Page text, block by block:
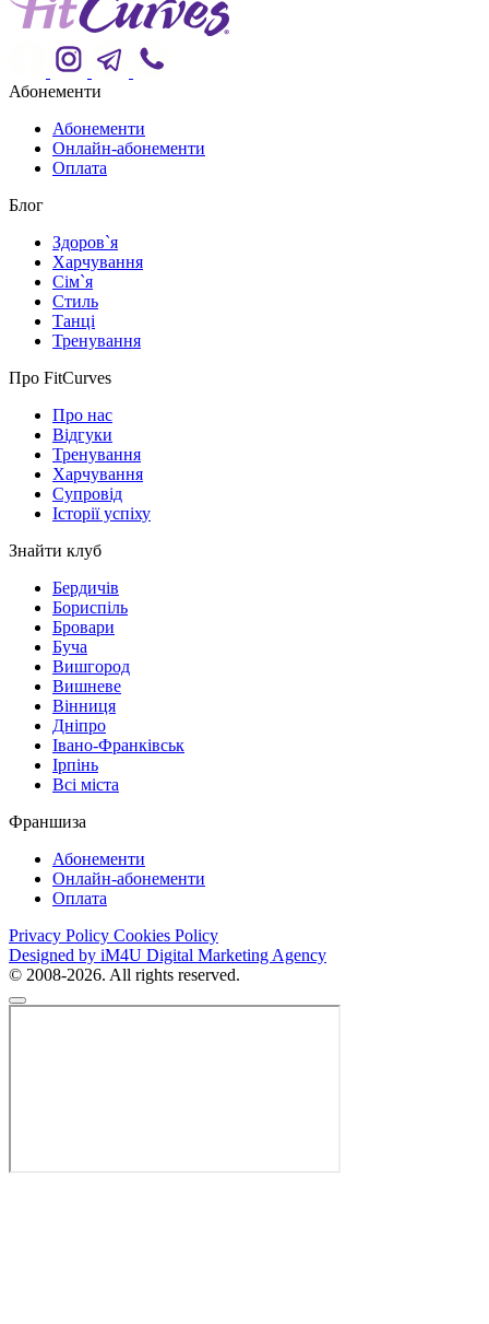
Абонементи
Абонементи
Онлайн-абонементи
Оплата
Блог
Здоров`я
Харчування
Сім`я
Стиль
Танці
Тренування
Про FitCurves
Про нас
Відгуки
Тренування
Харчування
Супровід
Історії успіху
Знайти клуб
Бердичів
Бориспіль
Бровари
Буча
Вишгород
Вишневе
Вінниця
Дніпро
Івано-Франківськ
Ірпінь
Всі міста
Франшиза
Абонементи
Онлайн-абонементи
Оплата
Privacy Policy Cookies Policy
Designed by iM4U Digital Marketing Agency
© 2008-2026. All rights reserved.